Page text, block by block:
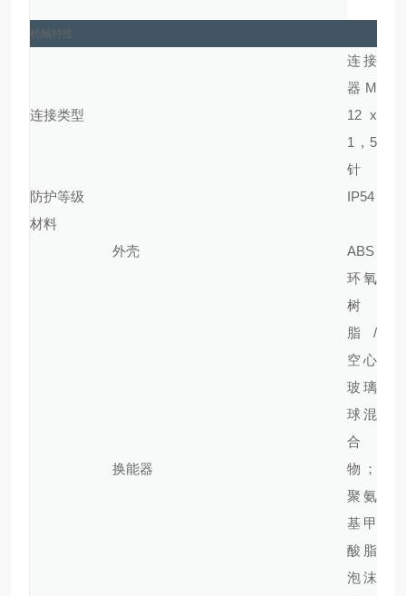
机械特性
连接类型
连接
器 M
12 x
1 , 5
针
防护等级
IP54
材料
外壳
ABS
换能器
环氧
树
脂/
空心
玻璃
球混
合
物；
聚氨
基甲
酸脂
泡沫